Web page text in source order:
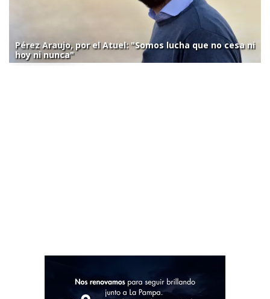
Pérez Araujo, por el Atuel: "Somos lucha que no cesa ni
hoy ni nunca"